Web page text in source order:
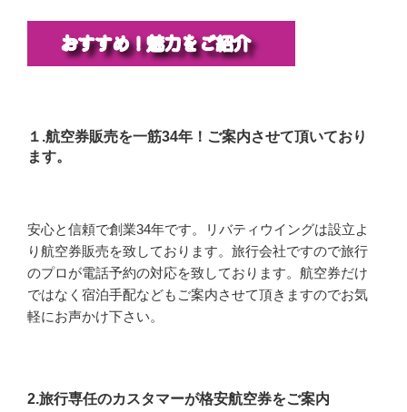
１.航空券販売を一筋34年！ご案内させて頂いており
ます。
安心と信頼で創業34年です。リバティウイングは設立よ
り航空券販売を致しております。旅行会社ですので旅行
のプロが電話予約の対応を致しております。航空券だけ
ではなく宿泊手配などもご案内させて頂きますのでお気
軽にお声かけ下さい。
2.旅行専任のカスタマーが格安航空券をご案内